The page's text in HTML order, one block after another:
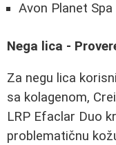
Avon Planet
Nega lica -
Za negu lica
sa kolagenom,
LRP Efaclar Duo
problematičnu